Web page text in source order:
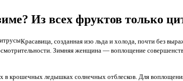
Из всех фруктов только
Красавица, созданная изо льда и холода, почти без
Зимняя женщина — воплощение
крошечных ледышках солнечных отблесков. Для